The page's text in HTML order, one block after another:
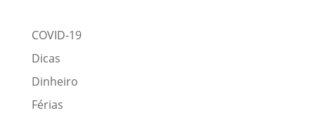
COVID-19
Dicas
Dinheiro
Férias